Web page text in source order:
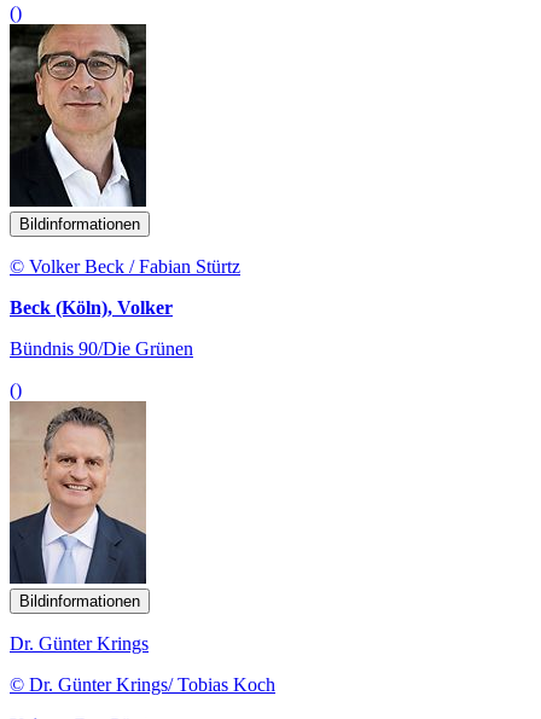
()
Bildinformationen
© Volker Beck / Fabian Stürtz
Beck (Köln), Volker
Bündnis 90/Die Grünen
()
Bildinformationen
Dr. Günter Krings
© Dr. Günter Krings/ Tobias Koch